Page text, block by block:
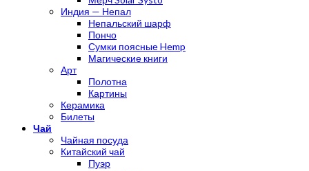
Индия — Непал
Непальский шарф
Пончо
Сумки поясные Hemp
Магические книги
Арт
Полотна
Картины
Керамика
Билеты
Чай
Чайная посуда
Китайский чай
Пуэр